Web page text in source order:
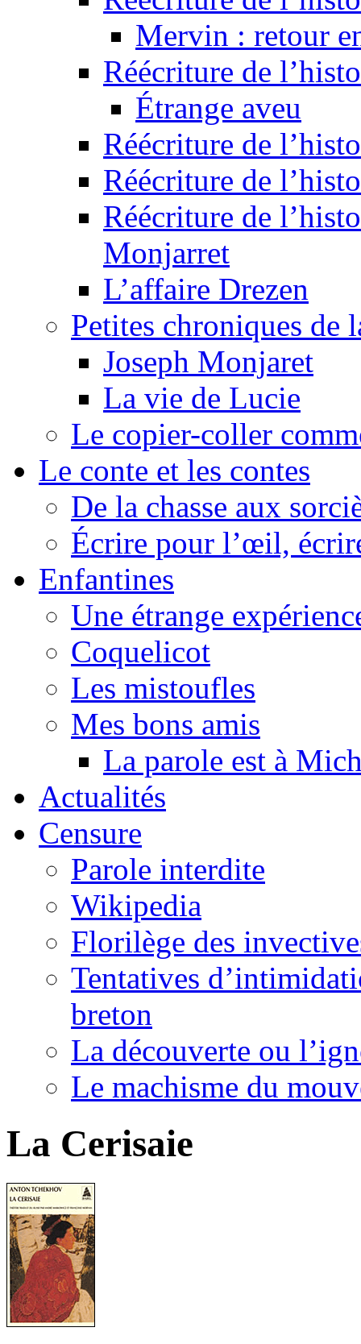
Mervin : retour
Réécriture de
Étrange aveu
Réécriture de
Réécriture de
Réécriture de
Monjarret
L’affaire Drezen
Petites chroniques de
Joseph Monjaret
La vie de Lucie
Le copier-coller
Le conte et les contes
De la chasse aux
Écrire pour l’œil,
Enfantines
Une étrange
Coquelicot
Les mistoufles
Mes bons amis
La parole est à
Actualités
Censure
Parole interdite
Wikipedia
Florilège des
Tentatives
breton
La découverte ou
Le machisme du
La Cerisaie